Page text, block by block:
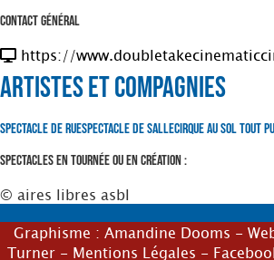
Contact Général
https://
Artistes et Compagnies
Spectacle de RueSpectacle de SalleCirque au SolTout
Spectacles en tournée ou en création :
© aires libres asbl
Graphisme : Amandine Dooms -
Turner - Mentions Légales -